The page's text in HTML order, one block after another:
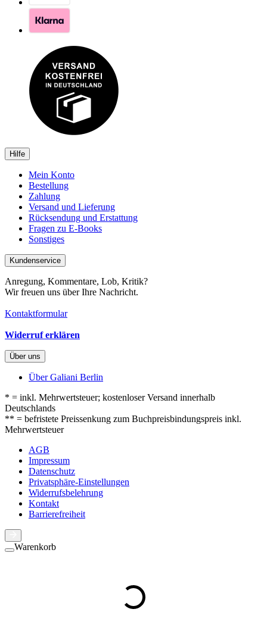
Hilfe
Mein Konto
Bestellung
Zahlung
Versand und Lieferung
Rücksendung und Erstattung
Fragen zu E-Books
Sonstiges
Kundenservice
Anregung, Kommentare, Lob, Kritik?
Wir freuen uns über Ihre Nachricht.
Kontaktformular
Widerruf erklären
Über uns
Über Galiani Berlin
* = inkl. Mehrwertsteuer; kostenloser Versand innerhalb
Deutschlands
** = befristete Preissenkung zum Buchpreisbindungspreis inkl.
Mehrwertsteuer
AGB
Impressum
Datenschutz
Privatsphäre-Einstellungen
Widerrufsbelehrung
Kontakt
Barrierefreiheit
Warenkorb